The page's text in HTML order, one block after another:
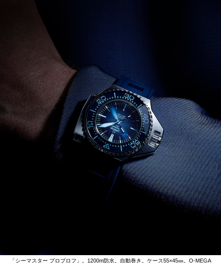
「シーマスター プロプロフ」。1200m防水。自動巻き。ケース55×45㎜。O-MEGA